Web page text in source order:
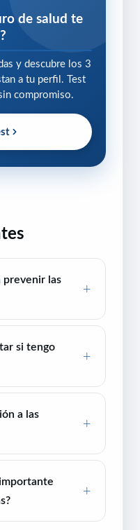
de salud te
y descubre los 3
a tu perfil. Test
compromiso.
prevenir las
si tengo
a las